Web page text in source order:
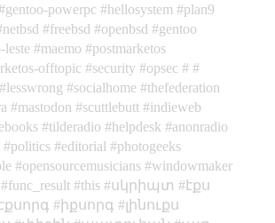
gentoo-powerpc hellosystem
plan9
netbsd freebsd openbsd
gentoo
leste
maemo
postmarketos
offtopic
security
opsec
lesswrong socialhome
thefederation
mastodon scuttlebutt
indieweb
tilderadio helpdesk
anonradio
politics editorial
photogeeks
opensourcemusicians
windowmaker
func_result this սկրիպտ
էքս
իքսորգ
լինուքս